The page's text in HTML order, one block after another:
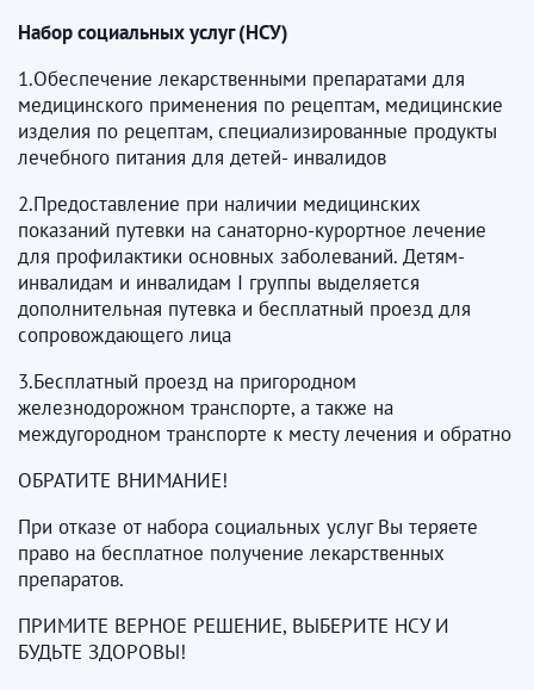
Набор социальных услуг (НСУ)
1.Обеспечение лекарственными препаратами для
медицинского применения по рецептам, медицинские
изделия по рецептам, специализированные продукты
лечебного питания для детей- инвалидов
2.Предоставление при наличии медицинских
показаний путевки на санаторно-курортное лечение
для профилактики основных заболеваний. Детям-
инвалидам и инвалидам I группы выделяется
дополнительная путевка и бесплатный проезд для
сопровождающего лица
3.Бесплатный проезд на пригородном
железнодорожном транспорте, а также на
междугородном транспорте к месту лечения и обратно
ОБРАТИТЕ ВНИМАНИЕ!
При отказе от набора социальных услуг Вы теряете
право на бесплатное получение лекарственных
препаратов.
ПРИМИТЕ ВЕРНОЕ РЕШЕНИЕ, ВЫБЕРИТЕ НСУ И
БУДЬТЕ ЗДОРОВЫ!